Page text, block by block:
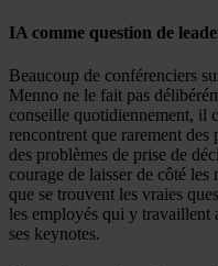
IA comme question de
Beaucoup de conférenciers
Menno ne le fait pas
conseille quotidiennement, il
rencontrent que rarement
des problèmes de prise de
courage de laisser de côté les
que se trouvent les vraies
les employés qui y travaillent
ses keynotes.